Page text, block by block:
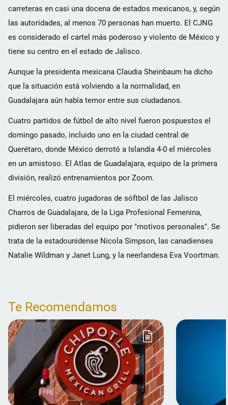
carreteras en casi una docena de estados mexicanos, y, según
las autoridades, al menos 70 personas han muerto. El CJNG
es considerado el cartel más poderoso y violento de México y
tiene su centro en el estado de Jalisco.
Aunque la presidenta mexicana Claudia Sheinbaum ha dicho
que la situación está volviendo a la normalidad, en
Guadalajara aún había temor entre sus ciudadanos.
Cuatro partidos de fútbol de alto nivel fueron pospuestos el
domingo pasado, incluido uno en la ciudad central de
Querétaro, donde México derrotó a Islandia 4-0 el miércoles
en un amistoso. El Atlas de Guadalajara, equipo de la primera
división, realizó entrenamientos por Zoom.
El miércoles, cuatro jugadoras de sóftbol de las Jalisco
Charros de Guadalajara, de la Liga Profesional Femenina,
pidieron ser liberadas del equipo por "motivos personales". Se
trata de la estadounidense Nicola Simpson, las canadienses
Natalie Wildman y Janet Lung, y la neerlandesa Eva Voortman.
Te Recomendamos